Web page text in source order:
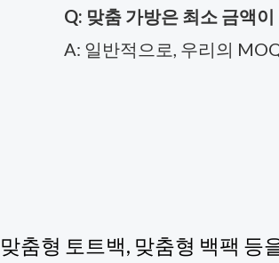
Q: 맞춤 가방은 최소 금액이
A: 일반적으로, 우리의
맞춤형 토트백, 맞춤형 백팩 등